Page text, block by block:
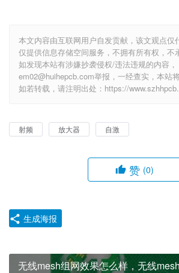
本文内容由互联网用户自发贡献，该文观点仅
仅提供信息存储空间服务，不拥有所有权，不
如发现本站有涉嫌抄袭侵权/违法违规的内容
em02@huihepcb.com举报，一经查实，本站将
如若转载，请注明出处：https://
射频 放大器 自激
赞 (0)
生成海报
无线mesh组网效果怎么样，无线